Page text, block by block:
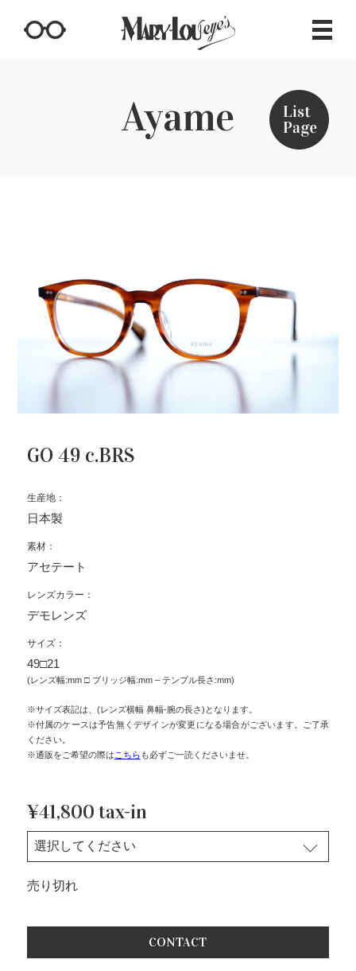
Ayame
GO 49 c.BRS
生産地：
日本製
素材：
アセテート
レンズカラー：
デモレンズ
サイズ：
49□21
(レンズ幅:mm □ ブリッジ幅:mm – テンプル長さ:mm)
※サイズ表記は、(レンズ横幅 鼻幅-腕の長さ)となります。
※付属のケースは予告無くデザインが変更になる場合がございます。ご了承
ください。
※通販をご希望の際は こちら も必ずご一読くださいませ。
¥41,800 tax-in
売り切れ
CONTACT